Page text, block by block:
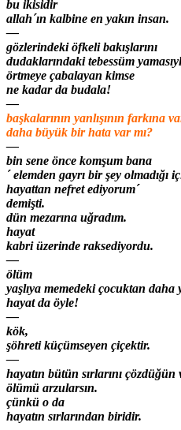
bu ikisidir
allah´ın kalbine en yakın insan.
—
gözlerindeki öfkeli bakışlarını
dudaklarındaki tebessüm
örtmeye çabalayan kimse
ne kadar da budala!
—
başkalarının yanlışının farkına
daha büyük bir hata var mı?
—
bin sene önce komşum bana
´ elemden gayrı bir şey olmadığı
hayattan nefret ediyorum´
demişti.
dün mezarına uğradım.
hayat
kabri üzerinde raksediyordu.
—
ölüm
yaşlıya memedeki çocuktan daha
hayat da öyle!
—
kök,
şöhreti küçümseyen çiçektir.
—
hayatın bütün sırlarını çözdüğün
ölümü arzularsın.
çünkü o da
hayatın sırlarından biridir.